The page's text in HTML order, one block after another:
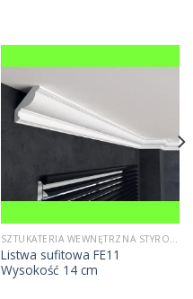
SZTUKATERIA WEWNĘTRZNA STYROPIANOWA
Listwa sufitowa FE11
Wysokość 14 cm